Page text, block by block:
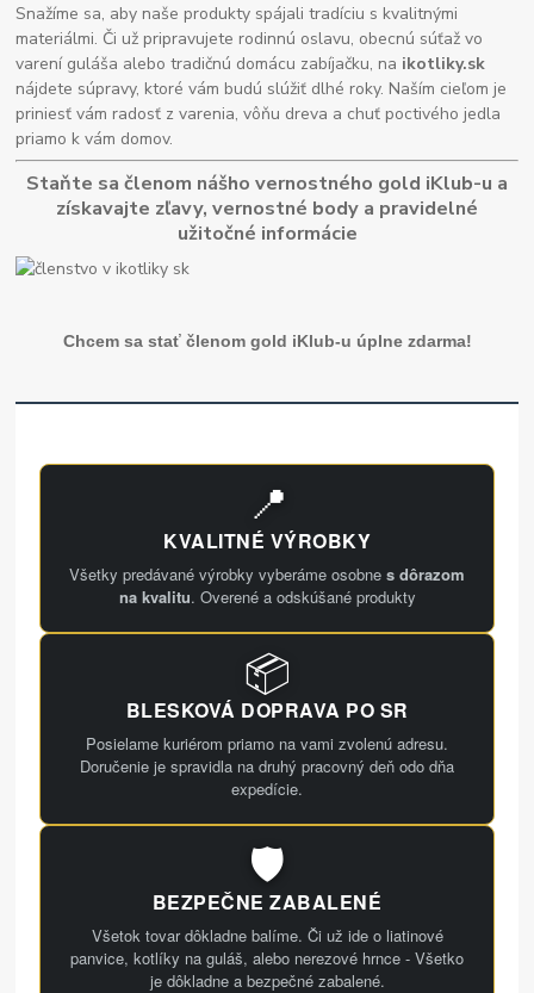
Snažíme sa, aby naše produkty spájali tradíciu s kvalitnými
materiálmi. Či už pripravujete rodinnú oslavu, obecnú súťaž vo
varení guláša alebo tradičnú domácu zabíjačku, na ikotliky.sk
nájdete súpravy, ktoré vám budú slúžiť dlhé roky. Naším cieľom je
priniesť vám radosť z varenia, vôňu dreva a chuť poctivého jedla
priamo k vám domov.
Staňte sa členom nášho vernostného gold iKlub-u a
získavajte zľavy, vernostné body a pravidelné
užitočné informácie
Chcem sa stať členom gold iKlub-u úplne zdarma!
📍
KVALITNÉ VÝROBKY
Všetky predávané výrobky vyberáme osobne s dôrazom
na kvalitu. Overené a odskúšané produkty
📦
BLESKOVÁ DOPRAVA PO SR
Posielame kuriérom priamo na vami zvolenú adresu.
Doručenie je spravidla na druhý pracovný deň odo dňa
expedície.
🛡️
BEZPEČNE ZABALENÉ
Všetok tovar dôkladne balíme. Či už ide o liatinové
panvice, kotlíky na guláš, alebo nerezové hrnce - Všetko
je dôkladne a bezpečné zabalené.